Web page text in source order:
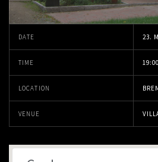
DATE 23.
TIME 19:00
LOCATION
VENUE